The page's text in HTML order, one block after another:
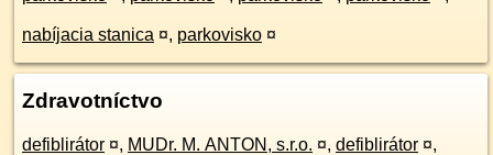
nabíjacia stanica ¤, parkovisko ¤
Zdravotníctvo
defiblirátor ¤, MUDr. M. ANTON, s.r.o. ¤, defiblirátor ¤,